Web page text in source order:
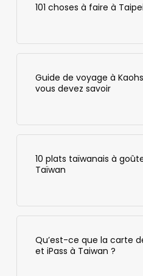
101 choses à faire à
Guide de voyage à
vous devez savoir
10 plats taïwanais à
Taïwan
Qu’est-ce que la carte
et iPass à Taiwan ?